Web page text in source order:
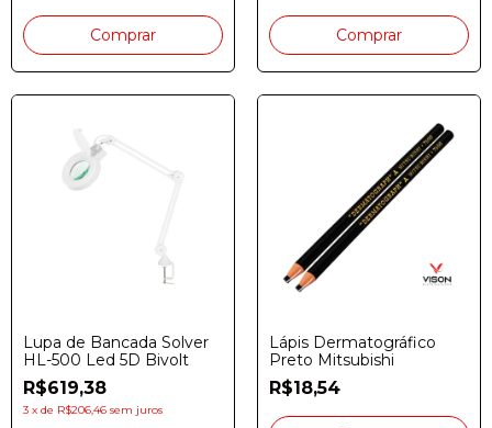
Lupa de Bancada Solver
HL-500 Led 5D Bivolt
R$619,38
3 x de R$206,46 sem juros
Lápis Dermatográfico
Preto Mitsubishi
R$18,54